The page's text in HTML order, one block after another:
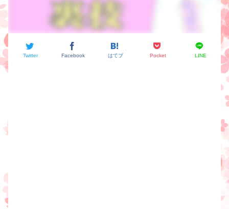
Twitter Facebook はてブ Pocket LINE